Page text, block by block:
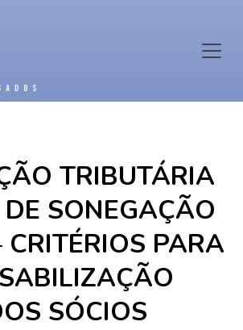
TRIBUTÁRIA
SONEGAÇÃO
CRITÉRIOS PARA
SÓCIOS